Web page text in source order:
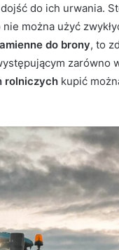
do ich urwania.
można użyć
do brony, to
zarówno
rolniczych kupić